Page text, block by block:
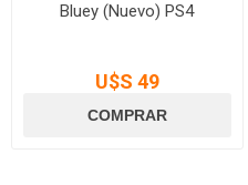
Bluey (Nuevo) PS4
U$S 49